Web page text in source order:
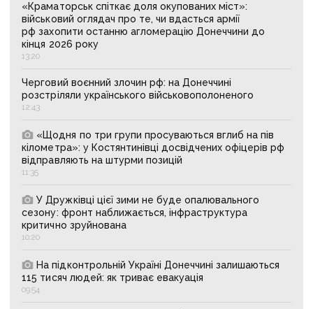
«Краматорськ спіткає доля окупованих міст»:
військовий оглядач про те, чи вдасться армії
рф захопити останню агломерацію Донеччини до
кінця 2026 року
13:20
Черговий воєнний злочин рф: на Донеччині
розстріляли українського військовополоненого
12:43
«Щодня по три групи просуваються вглиб на пів
кілометра»: у Костянтинівці досвідчених офіцерів рф
відправляють на штурми позицій
11:35
У Дружківці цієї зими не буде опалювального
сезону: фронт наближається, інфраструктура
критично зруйнована
10:20
На підконтрольній Україні Донеччині залишаються
115 тисяч людей: як триває евакуація
09:54